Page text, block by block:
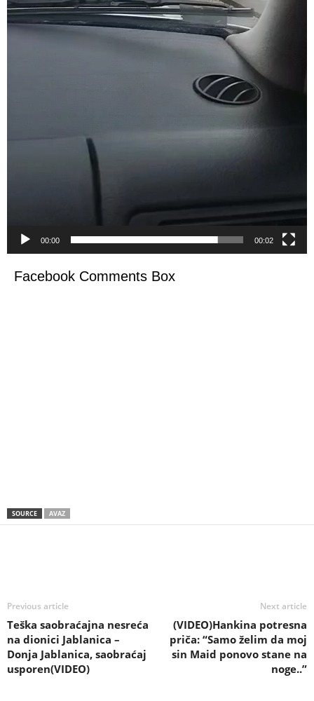
00:00 00:02
Facebook Comments Box
SOURCE AVAZ
Previous article
Teška saobraćajna nesreća
na dionici Jablanica –
Donja Jablanica, saobraćaj
usporen(VIDEO)
Next article
(VIDEO)Hankina potresna
priča: “Samo želim da moj
sin Maid ponovo stane na
noge..”